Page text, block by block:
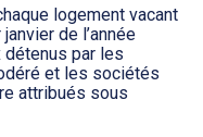
logement vacant
de l’année
détenus par les
et les sociétés
attribués sous